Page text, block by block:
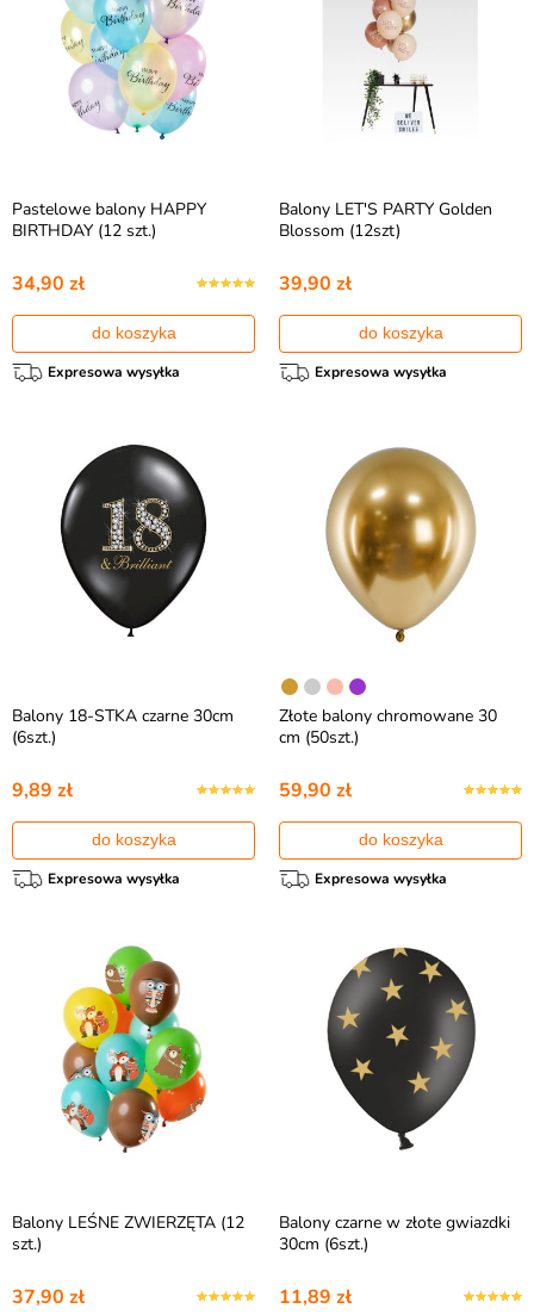
Pastelowe balony HAPPY
BIRTHDAY (12 szt.)
34,90 zł
do koszyka
Expresowa wysyłka
Balony LET'S PARTY Golden
Blossom (12szt)
39,90 zł
do koszyka
Expresowa wysyłka
Balony 18-STKA czarne 30cm
(6szt.)
9,89 zł
do koszyka
Expresowa wysyłka
Złote balony chromowane 30
cm (50szt.)
59,90 zł
do koszyka
Expresowa wysyłka
Balony LEŚNE ZWIERZĘTA (12
szt.)
37,90 zł
Balony czarne w złote gwiazdki
30cm (6szt.)
11,89 zł